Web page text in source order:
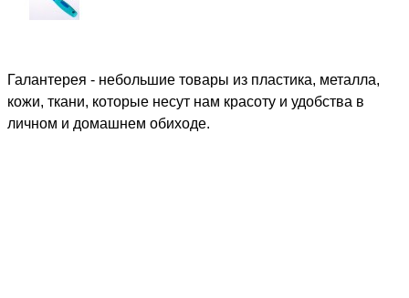
Галантерея - небольшие товары из пластика, металла,
кожи, ткани, которые несут нам красоту и удобства в
личном и домашнем обиходе.